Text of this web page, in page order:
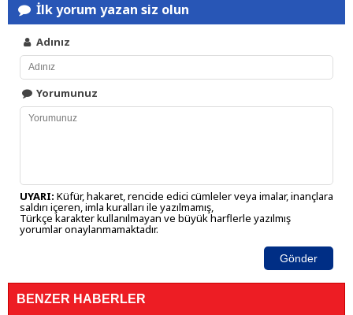
İlk yorum yazan siz olun
Adınız
Yorumunuz
UYARI: Küfür, hakaret, rencide edici cümleler veya imalar, inançlara
saldırı içeren, imla kuralları ile yazılmamış,
Türkçe karakter kullanılmayan ve büyük harflerle yazılmış
yorumlar onaylanmamaktadır.
Gönder
BENZER HABERLER